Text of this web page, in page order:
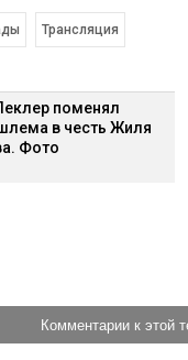
Трансляция
поменял
в честь Жиля
Фото
Комментарии к этой